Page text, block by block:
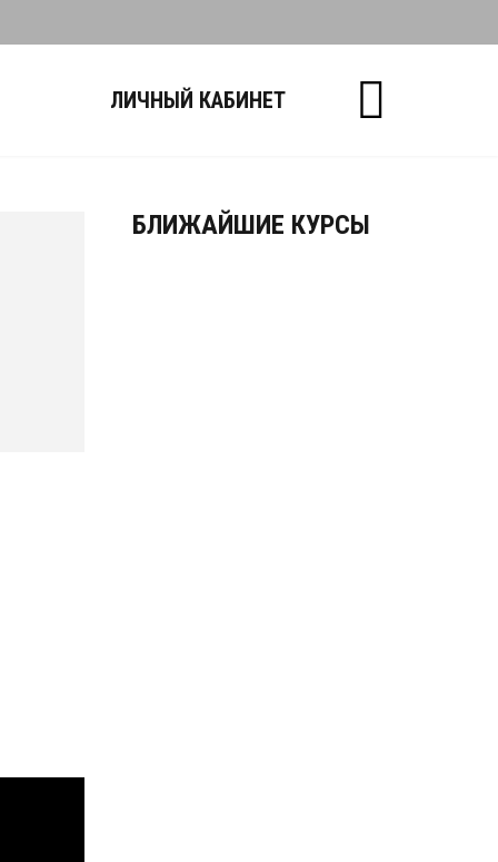
ЛИЧНЫЙ КАБИНЕТ
БЛИЖАЙШИЕ КУРСЫ